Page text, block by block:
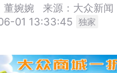
董婉婉
来源：大众新闻
01 13:33:45 独家